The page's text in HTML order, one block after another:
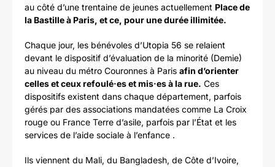
au côté d’une trentaine de jeunes actuellement Place de
la Bastille à Paris, et ce, pour une durée illimitée.
Chaque jour, les bénévoles d’Utopia 56 se relaient
devant le dispositif d’évaluation de la minorité (Demie)
au niveau du métro Couronnes à Paris afin d’orienter
celles et ceux refoulé·es et mis·es à la rue. Ces
dispositifs existent dans chaque département, parfois
gérés par des associations mandatées comme La Croix
rouge ou France Terre d’asile, parfois par l’État et les
services de l’aide sociale à l’enfance .
Ils viennent du Mali, du Bangladesh, de Côte d’Ivoire,